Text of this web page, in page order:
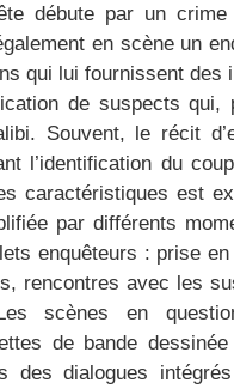
débute par un
en scène un
qui lui fournissent des
de suspects qui,
Souvent, le récit
l’identification du
caractéristiques est
par différents
enquêteurs : prise en
rencontres avec les
scènes en
de bande
des dialogues